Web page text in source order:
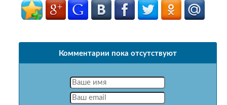
Комментарии пока отсутствуют